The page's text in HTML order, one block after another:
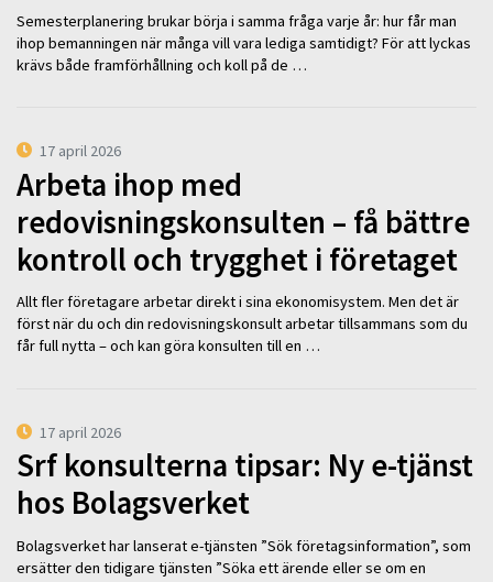
Semesterplanering brukar börja i samma fråga varje år: hur får man
ihop bemanningen när många vill vara lediga samtidigt? För att lyckas
krävs både framförhållning och koll på de …
17 april 2026
Arbeta ihop med
redovisningskonsulten – få bättre
kontroll och trygghet i företaget
Allt fler företagare arbetar direkt i sina ekonomisystem. Men det är
först när du och din redovisningskonsult arbetar tillsammans som du
får full nytta – och kan göra konsulten till en …
17 april 2026
Srf konsulterna tipsar: Ny e-tjänst
hos Bolagsverket
Bolagsverket har lanserat e-tjänsten ”Sök företagsinformation”, som
ersätter den tidigare tjänsten ”Söka ett ärende eller se om en